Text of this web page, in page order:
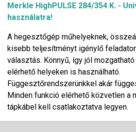
Merkle HighPULSE 284/354 K. -
használatra!
A hegesztőgép műhelyeknek,
kisebb teljesítményt igénylő
választás. Könnyű, így jól
elérhető helyeken is használható.
Függesztőrendszerünkkel akár
Minden funkció elérhető közvetlen a
tápkábel kell csatlakoztatva legyen.